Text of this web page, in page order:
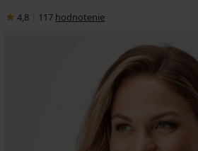
4,8 117 hodnotenie